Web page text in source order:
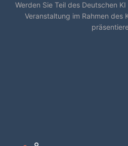
Werden Sie Teil des Deutschen
Veranstaltung im Rahmen des